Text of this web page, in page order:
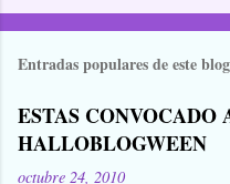
Entradas populares de este blog
ESTAS CONVOCADO
HALLOBLOGWEEN
octubre 24, 2010